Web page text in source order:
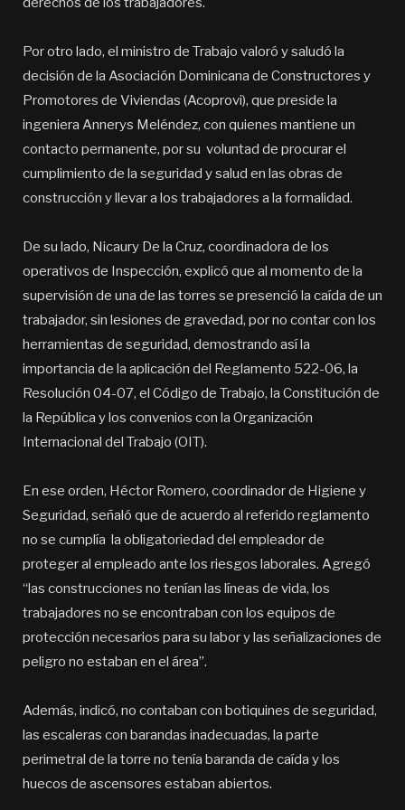
Por otro lado, el ministro de Trabajo valoró y saludó la
decisión de la Asociación Dominicana de Constructores y
Promotores de Viviendas (Acoprovi), que preside la
ingeniera Annerys Meléndez, con quienes mantiene un
contacto permanente, por su voluntad de procurar el
cumplimiento de la seguridad y salud en las obras de
construcción y llevar a los trabajadores a la formalidad.
De su lado, Nicaury De la Cruz, coordinadora de los
operativos de Inspección, explicó que al momento de la
supervisión de una de las torres se presenció la caída de un
trabajador, sin lesiones de gravedad, por no contar con los
herramientas de seguridad, demostrando así la
importancia de la aplicación del Reglamento 522-06, la
Resolución 04-07, el Código de Trabajo, la Constitución de
la República y los convenios con la Organización
Internacional del Trabajo (OIT).
En ese orden, Héctor Romero, coordinador de Higiene y
Seguridad, señaló que de acuerdo al referido reglamento
no se cumplía la obligatoriedad del empleador de
proteger al empleado ante los riesgos laborales. Agregó
“las construcciones no tenían las líneas de vida, los
trabajadores no se encontraban con los equipos de
protección necesarios para su labor y las señalizaciones de
peligro no estaban en el área”.
Además, indicó, no contaban con botiquines de seguridad,
las escaleras con barandas inadecuadas, la parte
perimetral de la torre no tenía baranda de caída y los
huecos de ascensores estaban abiertos.